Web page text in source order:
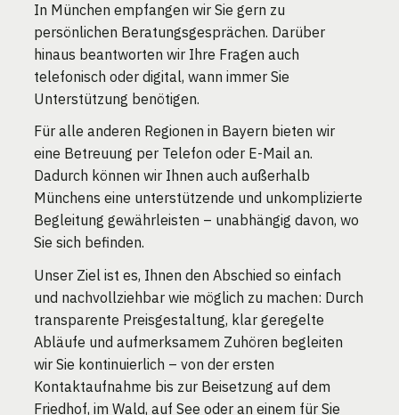
In München empfangen wir Sie gern zu
persönlichen Beratungsgesprächen. Darüber
hinaus beantworten wir Ihre Fragen auch
telefonisch oder digital, wann immer Sie
Unterstützung benötigen.
Für alle anderen Regionen in Bayern bieten wir
eine Betreuung per Telefon oder E-Mail an.
Dadurch können wir Ihnen auch außerhalb
Münchens eine unterstützende und unkomplizierte
Begleitung gewährleisten – unabhängig davon, wo
Sie sich befinden.
Unser Ziel ist es, Ihnen den Abschied so einfach
und nachvollziehbar wie möglich zu machen: Durch
transparente Preisgestaltung, klar geregelte
Abläufe und aufmerksamem Zuhören begleiten
wir Sie kontinuierlich – von der ersten
Kontaktaufnahme bis zur Beisetzung auf dem
Friedhof, im Wald, auf See oder an einem für Sie